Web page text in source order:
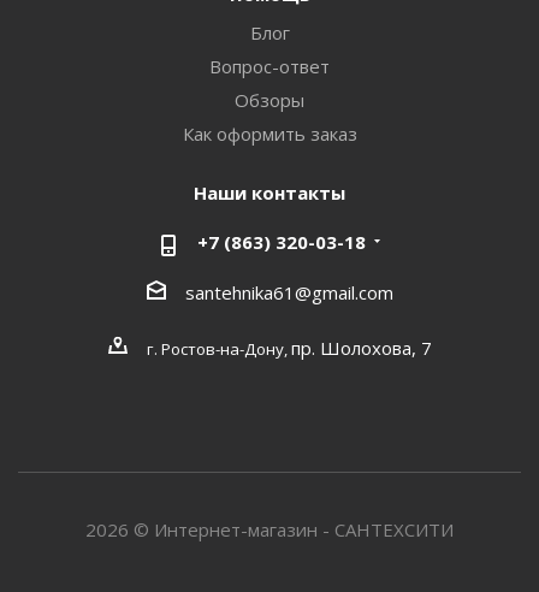
Блог
Вопрос-ответ
Обзоры
Как оформить заказ
Наши контакты
+7 (863) 320-03-18
santehnika61@gmail.com
г. Ростов-на-Дону,пр. Шолохова, 7
2026 © Интернет-магазин - САНТЕХСИТИ